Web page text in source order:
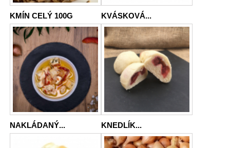
KMÍN CELÝ 100G KVÁSKOVÁ...
NAKLÁDANÝ... KNEDLÍK...